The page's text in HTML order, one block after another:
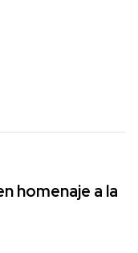
homenaje a la